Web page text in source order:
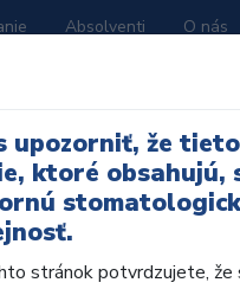
Absolventi O nás
A4
upozorniť, že tieto
ktoré obsahujú,
stránok potvrdzujete, že